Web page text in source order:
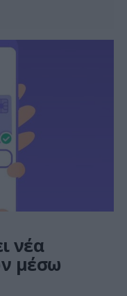
του Ταμείου.
του
νέα
μέσω